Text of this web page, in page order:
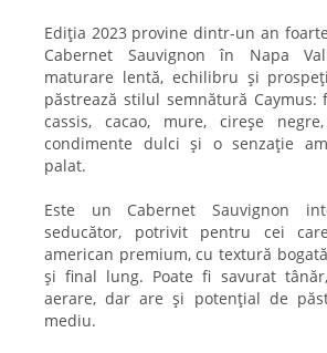
Ediția 2023 provine dintr-un an
Cabernet Sauvignon în Napa
maturare lentă, echilibru și
păstrează stilul semnătură
cassis, cacao, mure, cireșe
condimente dulci și o senzație
palat.
Este un Cabernet Sauvignon
seducător, potrivit pentru cei
american premium, cu textură
și final lung. Poate fi savurat
aerare, dar are și potențial de
mediu.